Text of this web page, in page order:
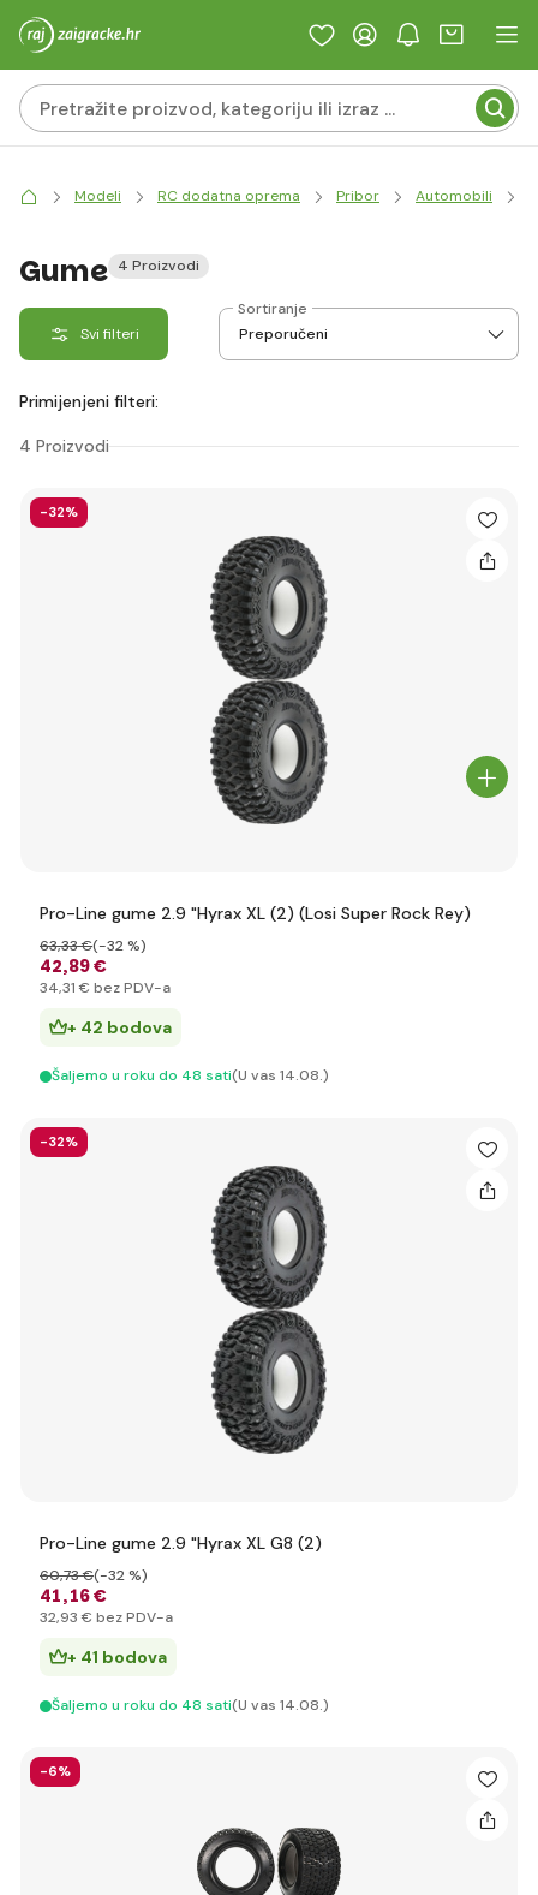
Modeli RC dodatna oprema Pribor Automobili
Gume 4 Proizvodi
Svi filteri
Sortiranje
Primijenjeni filteri:
4 Proizvodi
-32%
Pro-Line gume 2.9 "Hyrax XL (2) (Losi Super Rock Rey)
42,89 €
63,33 €(-32 %)
34,31 € bez PDV-a
+ 42 bodova
Šaljemo u roku do 48 sati(U vas 14.08.)
-32%
Pro-Line gume 2.9 "Hyrax XL G8 (2)
41,16 €
60,73 €(-32 %)
32,93 € bez PDV-a
+ 41 bodova
Šaljemo u roku do 48 sati(U vas 14.08.)
-6%